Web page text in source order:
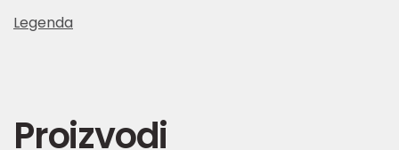
Legenda
Proizvodi